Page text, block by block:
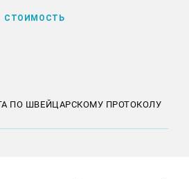
СТОИМОСТЬ
ПО ШВЕЙЦАРСКОМУ ПРОТОКОЛУ